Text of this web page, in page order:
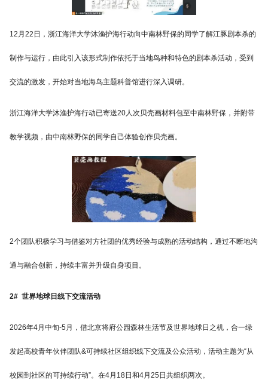
12月22日，浙江海洋大学沐渔护海行动向中南林野保的同学了解江豚剧本杀的
制作与运行，由此引入该形式制作依托于当地鸟种和特色的剧本杀活动，受到
交流的激发，开始对当地海鸟主题科普馆进行深入调研。
浙江海洋大学沐渔护海行动已寄送20人次贝壳画材料包至中南林野保，并附带
教学视频，由中南林野保的同学自己体验创作贝壳画。
2个团队积极学习与借鉴对方社团的优秀经验与成熟的活动结构，通过不断地沟
通与融合创新，持续丰富并升级自身项目。
2# 世界地球日线下交流活动
2026年4月中旬-5月，借北京将府公园森林生活节及世界地球日之机，合一绿
发起高校青年伙伴团队&可持续社区组织线下交流及公众活动，活动主题为“从
校园到社区的可持续行动”。在4月18日和4月25日共组织两次。